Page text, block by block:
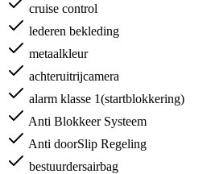
cruise control
lederen bekleding
metaalkleur
achteruitrijcamera
alarm klasse 1(startblokkering)
Anti Blokkeer Systeem
Anti doorSlip Regeling
bestuurdersairbag